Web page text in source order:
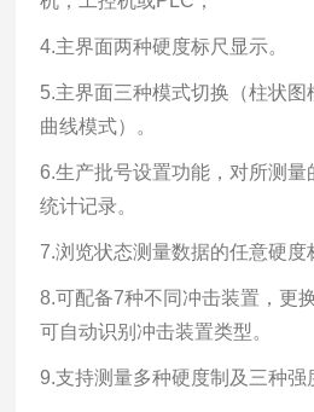
4.主界面两种硬度标尺显示。
5.主界面三种模式切换（柱状图
曲线模式）。
6.生产批号设置功能，对所测
统计记录。
7.浏览状态测量数据的任意硬度
8.可配备7种不同冲击装置，更
可自动识别冲击装置类型。
9.支持测量多种硬度制及三种强